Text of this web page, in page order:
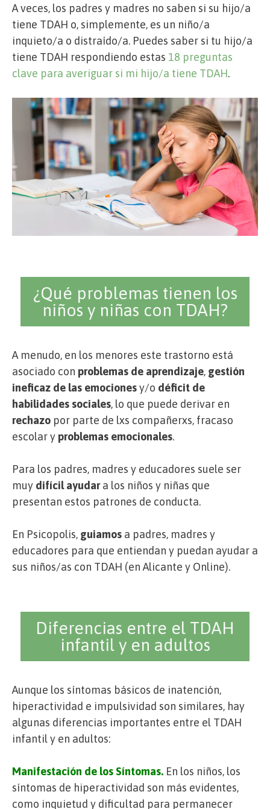
A veces, los padres y madres no saben si su hijo/a
tiene TDAH o, simplemente, es un niño/a
inquieto/a o distraído/a. Puedes saber si tu hijo/a
tiene TDAH respondiendo estas 18 preguntas
clave para averiguar si mi hijo/a tiene TDAH.
¿Qué problemas tienen los
niños y niñas con TDAH?
A menudo, en los menores este trastorno está
asociado con problemas de aprendizaje, gestión
ineficaz de las emocionesy/o déficit de
habilidades sociales, lo que puede derivar en
rechazo por parte de lxs compañerxs, fracaso
escolar y problemas emocionales.
Para los padres, madres y educadores suele ser
muy difícil ayudara los niños y niñas que
presentan estos patrones de conducta.
En Psicopolis, guiamos a padres, madres y
educadores para que entiendan y puedan ayudar a
sus niños/as con TDAH (en Alicante y Online).
Diferencias entre el TDAH
infantil y en adultos
Aunque los síntomas básicos de inatención,
hiperactividad e impulsividad son similares, hay
algunas diferencias importantes entre el TDAH
infantil y en adultos:
Manifestación de los Síntomas. En los niños, los
síntomas de hiperactividad son más evidentes,
como inquietud y dificultad para permanecer